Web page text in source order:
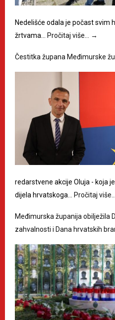
Nedelišće odala je počast svim
žrtvama…
Pročitaj više… →
Čestitka župana Međimurske
redarstvene akcije Oluja - koja
dijela hrvatskoga…
Pročitaj više…
Međimurska županija obilježila
zahvalnosti i Dana hrvatskih